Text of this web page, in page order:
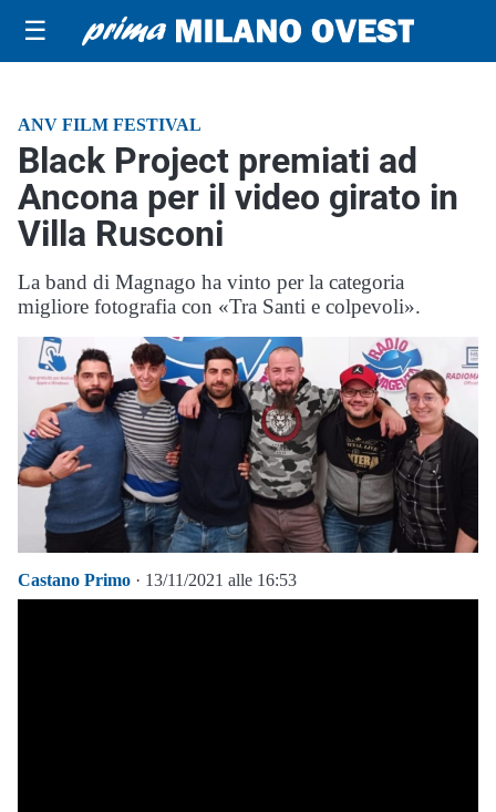
☰
ANV FILM FESTIVAL
Black Project premiati ad
Ancona per il video girato in
Villa Rusconi
La band di Magnago ha vinto per la categoria
migliore fotografia con «Tra Santi e colpevoli».
Castano Primo · 13/11/2021 alle 16:53